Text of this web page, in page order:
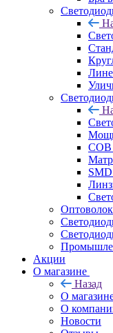
Акции
О магазине
Назад
О
О
Новости